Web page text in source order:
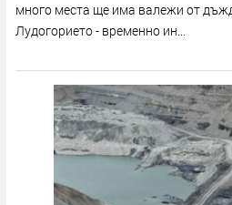
много места ще има валежи от
Лудогорието - временно ин...